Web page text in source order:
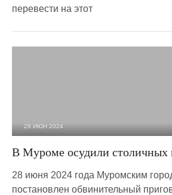
перевести на этот
28 ИЮН 2024
В Муроме осудили
28 июня 2024 года Муромским
постановлен обвинительный